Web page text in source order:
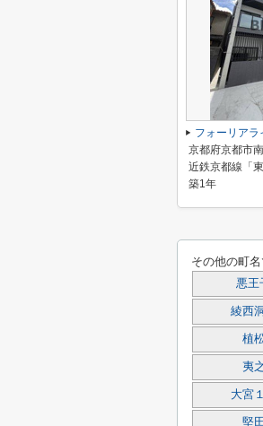
フォーリア
京都府京都市
近鉄京都線「
築1年
その他の町
悪王
綾西
植
夷
大宮
堅